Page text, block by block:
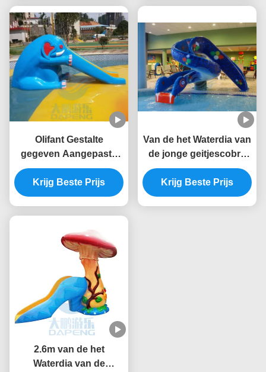
Olifant Gestalte
gegeven Aangepaste
het Zwembaddia's van
Mini Pool Slide Outdoor
Commercial
Krijg Beste Prijs
Van de het Waterdia van
de jonge geitjescobra
van het de Glasvezel
Zwembad de Dia van
het de Slangwater
Krijg Beste Prijs
2.6m van de het
Waterdia van de